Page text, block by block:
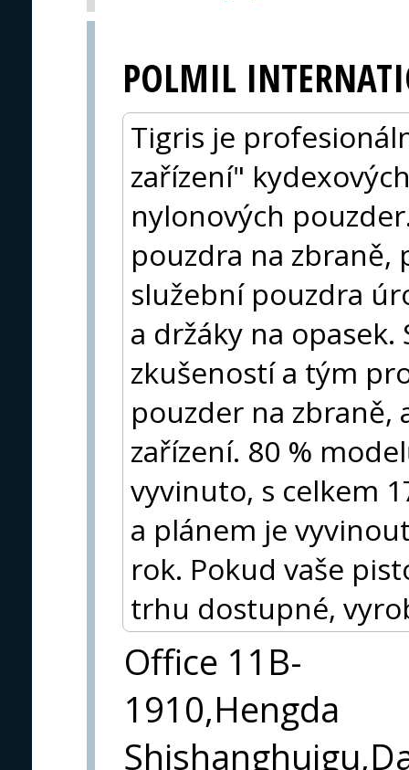
POLMIL
Tigris je
zařízení"
nylonových
pouzdra na zbraně,
služební pouzdra
a držáky na
zkušeností a tým
pouzder na
zařízení. 80 %
vyvinuto, s celkem
a plánem je
rok. Pokud vaše
trhu dostupné,
Office 11B-
1910,Hengda